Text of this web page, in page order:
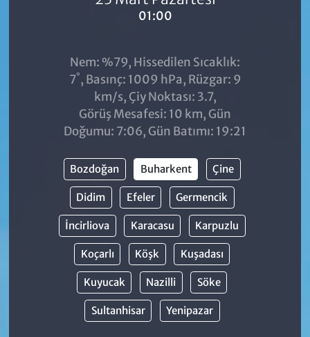
01:00
Nem: %79, Hissedilen Sıcaklık:
7°, Basınç: 1009 hPa, Rüzgar: 9
km/s, Çiy Noktası: 3.7,
Görüş Mesafesi: 10 km, Gün
Doğumu: 7:06, Gün Batımı: 19:21
Bozdoğan Buharkent Çine
Didim Efeler Germencik
İncirliova Karacasu Karpuzlu
Koçarlı Köşk Kuşadası
Kuyucak Nazilli Söke
Sultanhisar Yenipazar